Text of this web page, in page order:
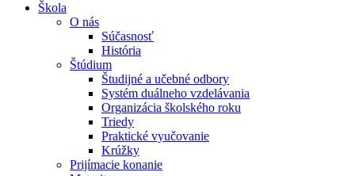
Škola
O nás
Súčasnosť
História
Štúdium
Študijné a učebné odbory
Systém duálneho vzdelávania
Organizácia školského roku
Triedy
Praktické vyučovanie
Krúžky
Prijímacie konanie